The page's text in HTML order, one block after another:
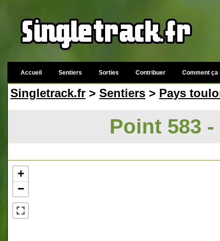
Accueil Sentiers Sorties Contribuer Comment ça
Singletrack.fr > Sentiers > Pays
Point 583
+
−